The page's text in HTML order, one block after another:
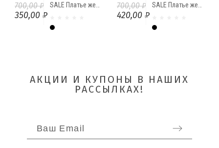
700,00 ₽
350,00 ₽
Чёрный
700,00 ₽
420,00 ₽
Чёрный
АКЦИИ И КУПОНЫ В НАШИХ
РАССЫЛКАХ!